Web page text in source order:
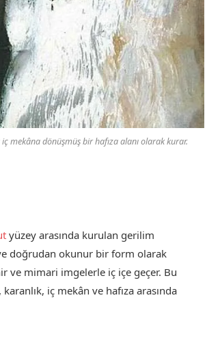
iç mekâna dönüşmüş bir hafıza alanı olarak kurar.
yüzey arasında kurulan gerilim
doğrudan okunur bir form olarak
ve mimari imgelerle iç içe geçer. Bu
iç mekân ve hafıza arasında